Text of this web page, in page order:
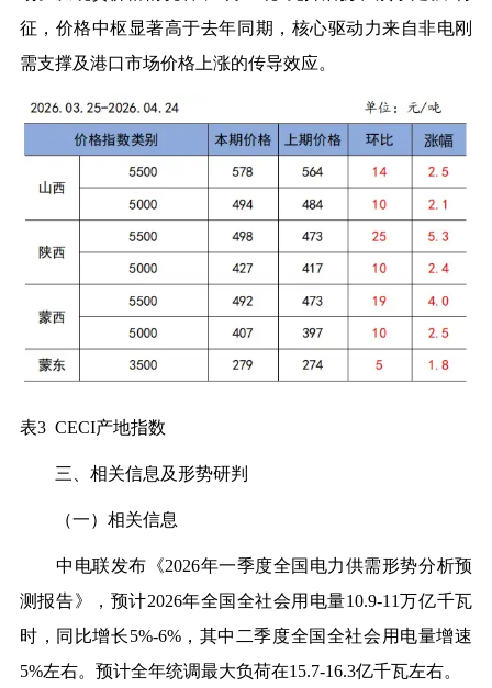
征，价格中枢显著高于去年同期，核心驱动力来自非电刚
需支撑及港口市场价格上涨的传导效应。
表3 CECI产地指数
三、相关信息及形势研判
（一）相关信息
中电联发布《2026年一季度全国电力供需形势分析预
测报告》，预计2026年全国全社会用电量10.9-11万亿千瓦
时，同比增长5%-6%，其中二季度全国全社会用电量增速
5%左右。预计全年统调最大负荷在15.7-16.3亿千瓦左右。